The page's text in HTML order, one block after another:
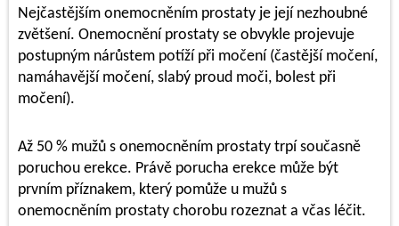
Nejčastějším onemocněním prostaty je její nezhoubné
zvětšení. Onemocnění prostaty se obvykle projevuje
postupným nárůstem potíží při močení (častější močení,
namáhavější močení, slabý proud moči, bolest při
močení).
Až 50 % mužů s onemocněním prostaty trpí současně
poruchou erekce. Právě porucha erekce může být
prvním příznakem, který pomůže u mužů s
onemocněním prostaty chorobu rozeznat a včas léčit.